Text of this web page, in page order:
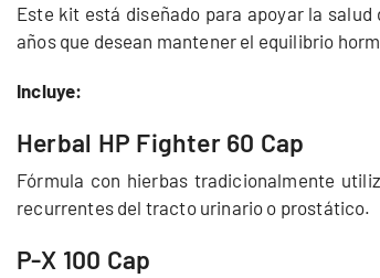
Este kit está diseñado para apoyar la
años que desean mantener el equilibrio
Incluye:
Herbal HP Fighter 60 Cap
Fórmula con hierbas tradicionalmente
recurrentes del tracto urinario o prostático.
P-X 100 Cap